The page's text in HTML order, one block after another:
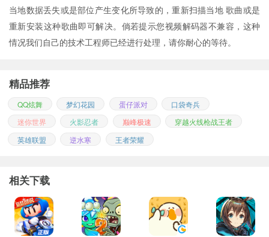
当地数据丢失或是部位产生变化所导致的，重新扫描当地 歌曲或是
重新安装这种歌曲即可解决。倘若提示您视频解码器不兼容，这种
情况我们自己的技术工程师已经进行处理，请你耐心的等待。
精品推荐
QQ炫舞 梦幻花园 蛋仔派对
口袋奇兵
迷你世界
火影忍者 巅峰极速
穿越火线枪战王者
英雄联盟
逆水寒 王者荣耀
相关下载